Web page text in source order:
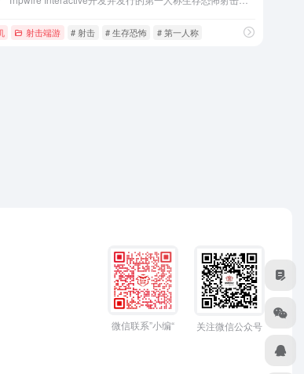
射击端游 # 射击 # 生存恐怖 # 第一人称
微信联系”小编“ 关注微信公众号